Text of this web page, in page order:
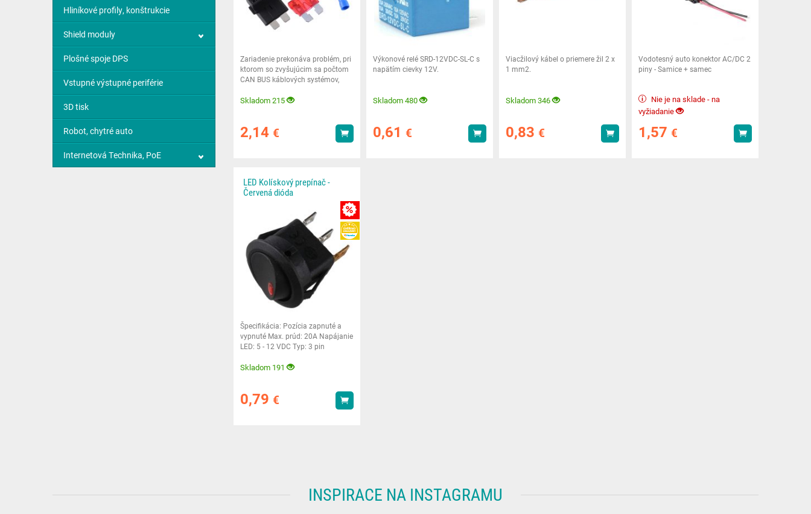
Zariadenie prekonáva problém, pri
ktorom so zvyšujúcim sa počtom
CAN BUS káblových systémov,
Skladom 215
2,14 € Kúpiť
Výkonové relé SRD-12VDC-SL-C s
napätím cievky 12V.
Skladom 480
0,61 € Kúpiť
Viacžilový kábel o priemere žil 2 x
1 mm2.
Skladom 346
0,83 € Kúpiť
Vodotesný auto konektor AC/DC 2
piny - Samice + samec
Nie je na sklade - na
vyžiadanie
1,57 € Kúpiť
LED Kolískový prepínač -
Červená dióda
Špecifikácia: Pozícia zapnuté a
vypnuté Max. prúd: 20A Napájanie
LED: 5 - 12 VDC Typ: 3 pin
Skladom 191
0,79 € Kúpiť
Hliníkové profily, konštrukcie
Shield moduly
Plošné spoje DPS
Vstupné výstupné periférie
3D tisk
Robot, chytré auto
Internetová Technika, PoE
INSPIRACE NA INSTAGRAMU